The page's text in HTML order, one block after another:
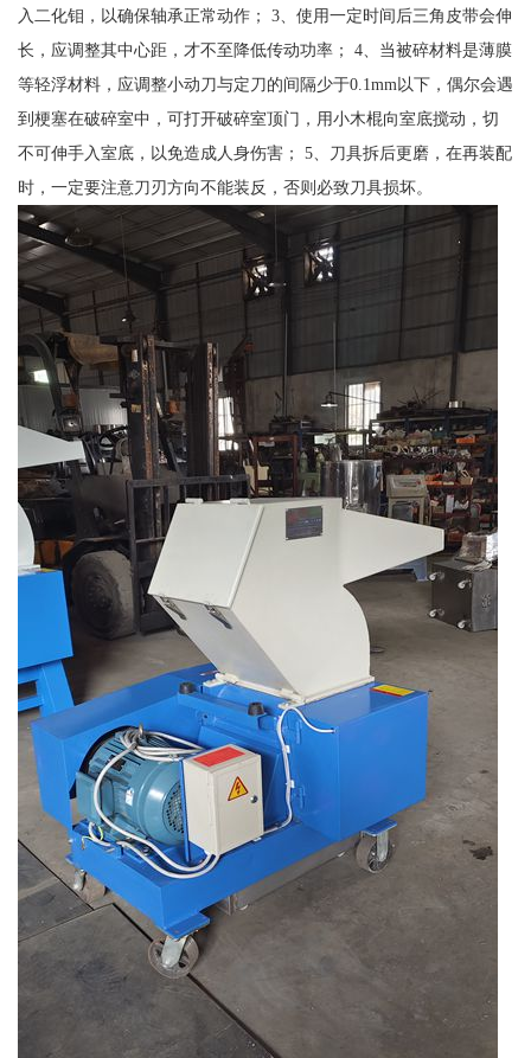
入二化钼，以确保轴承正常动作； 3、使用一定时间后三角皮带会伸
长，应调整其中心距，才不至降低传动功率； 4、当被碎材料是薄膜
等轻浮材料，应调整小动刀与定刀的间隔少于0.1mm以下，偶尔会遇
到梗塞在破碎室中，可打开破碎室顶门，用小木棍向室底搅动，切
不可伸手入室底，以免造成人身伤害； 5、刀具拆后更磨，在再装配
时，一定要注意刀刃方向不能装反，否则必致刀具损坏。